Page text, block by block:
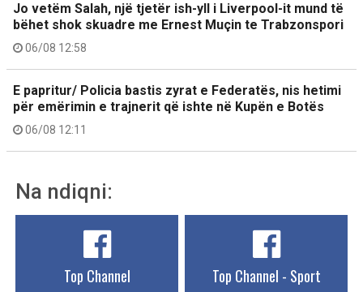
Jo vetëm Salah, një tjetër ish-yll i Liverpool-it mund të
bëhet shok skuadre me Ernest Muçin te Trabzonspori
06/08 12:58
E papritur/ Policia bastis zyrat e Federatës, nis hetimi
për emërimin e trajnerit që ishte në Kupën e Botës
06/08 12:11
Na ndiqni:
Top Channel Top Channel - Sport